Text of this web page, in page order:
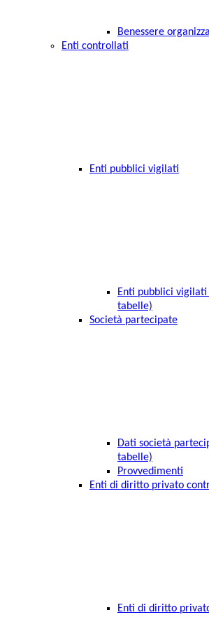
Benessere
Enti controllati
Enti pubblici vigilati
Enti pubblici
tabelle)
Società partecipate
Dati società
tabelle)
Provvedimenti
Enti di diritto privato
Enti di diritto